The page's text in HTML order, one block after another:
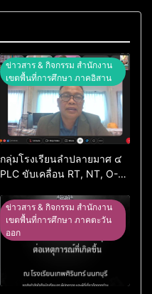
ข่าวสาร & กิจกรรม สำนักงาน
เขตพื้นที่การศึกษา ภาคอิสาน
กลุ่มโรงเรียนลำปลายมาศ ๔
PLC ขับเคลื่อน RT, NT, O-
ข่าวสาร & กิจกรรม สำนักงาน
เขตพื้นที่การศึกษา ภาคตะวัน
ออก